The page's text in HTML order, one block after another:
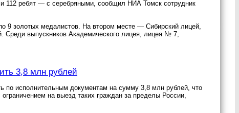
112 ребят — с серебряными, сообщил НИА Томск сотрудник
9 золотых медалистов. На втором месте — Сибирский лицей,
выпускников Академического лицея, лицея № 7,
3,8 млн рублей
по исполнительным документам на сумму 3,8 млн рублей, что
на выезд таких граждан за пределы России,